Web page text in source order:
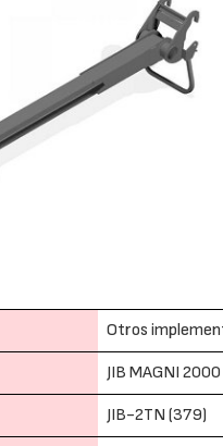
Otros
JIB MAGNI
JIB-2TN (379)